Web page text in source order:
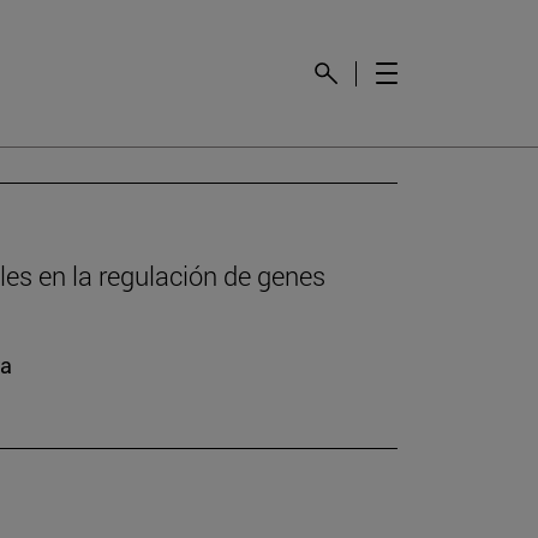
en la regulación de genes